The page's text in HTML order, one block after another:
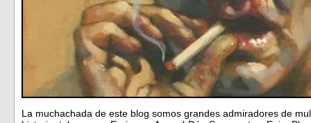
La muchachada de este blog somos grandes admiradores de